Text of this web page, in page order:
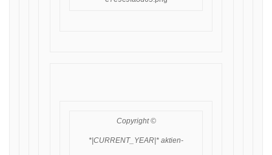
Copyright ©
*|CURRENT_YEAR|* aktien-